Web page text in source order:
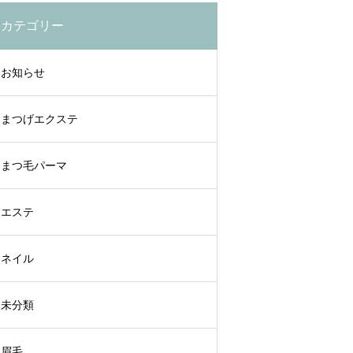
カテゴリー
お知らせ
まつげエクステ
まつ毛パーマ
エステ
ネイル
未分類